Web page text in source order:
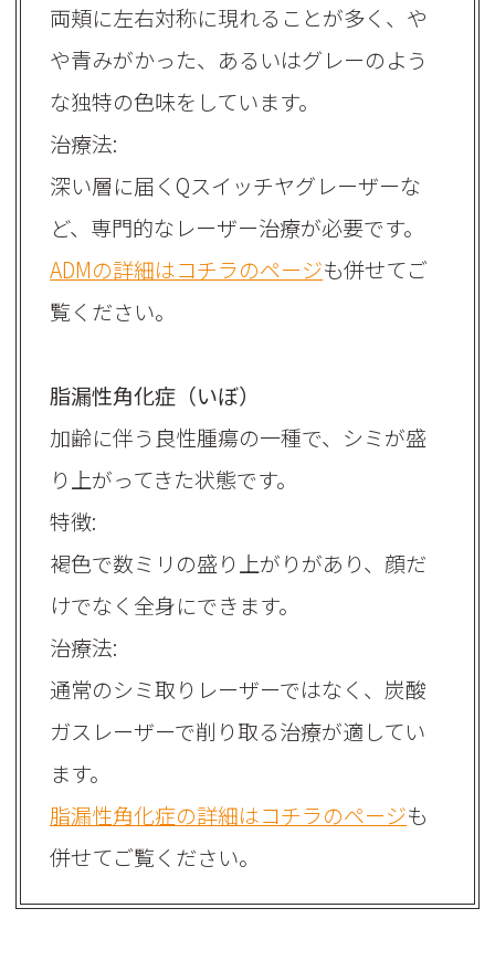
両頬に左右対称に現れることが多く、や
や青みがかった、あるいはグレーのよう
な独特の色味をしています。
治療法:
深い層に届くQスイッチヤグレーザーな
ど、専門的なレーザー治療が必要です。
ADMの詳細はコチラのページも併せてご
覧ください。
脂漏性角化症（いぼ）
加齢に伴う良性腫瘍の一種で、シミが盛
り上がってきた状態です。
特徴:
褐色で数ミリの盛り上がりがあり、顔だ
けでなく全身にできます。
治療法:
通常のシミ取りレーザーではなく、炭酸
ガスレーザーで削り取る治療が適してい
ます。
脂漏性角化症の詳細はコチラのページも
併せてご覧ください。